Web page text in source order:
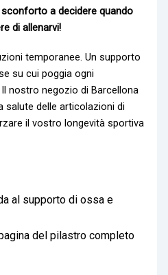
a decidere quando
di allenarvi!
temporanee. Un supporto
su cui poggia ogni
Il nostro negozio di Barcellona
salute delle articolazioni di
il vostro longevità sportiva
al supporto di ossa e
del pilastro completo